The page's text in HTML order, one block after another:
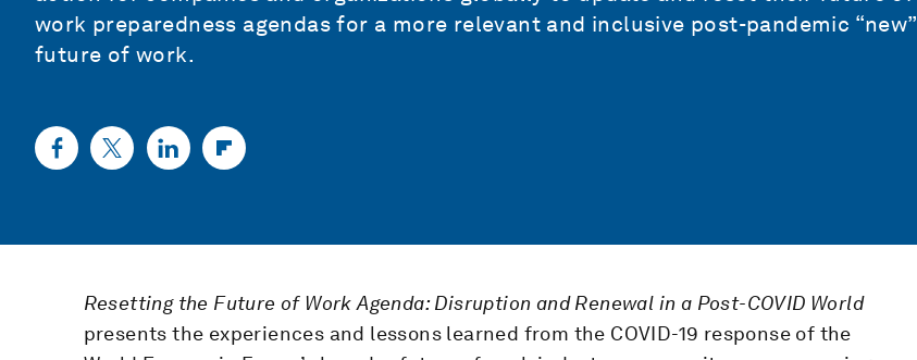
work preparedness agendas for a more relevant and inclusive post-pandemic “new”
future of work.
Resetting the Future of Work Agenda: Disruption and Renewal in a Post-COVID World
presents the experiences and lessons learned from the COVID-19 response of the